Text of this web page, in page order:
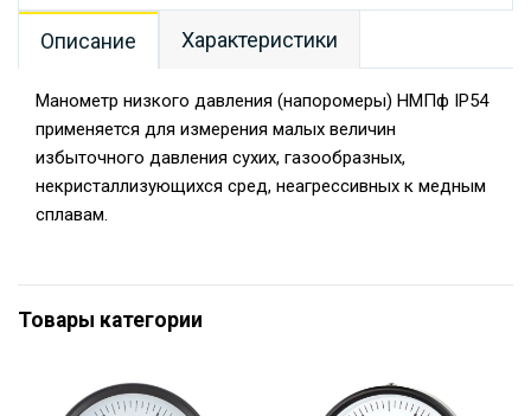
Описание Характеристики
Манометр низкого давления (напоромеры) НМПф IP54
применяется для измерения малых величин
избыточного давления сухих, газообразных,
некристаллизующихся сред, неагрессивных к медным
сплавам.
Товары категории